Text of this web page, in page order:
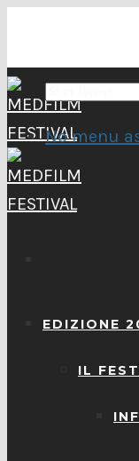
EDIZIONE
IL
No menu